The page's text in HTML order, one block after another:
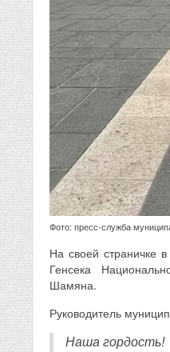
Фото: пресс-служба
На своей страничке
Генсека
Шамяна.
Руководитель
Наша гордость!